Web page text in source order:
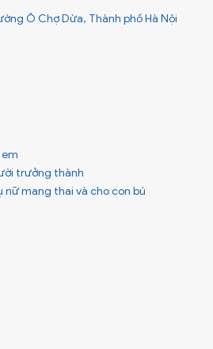
Ô Chợ Dừa, Thành phố Hà Nội
trưởng thành
nữ mang thai và cho con bú